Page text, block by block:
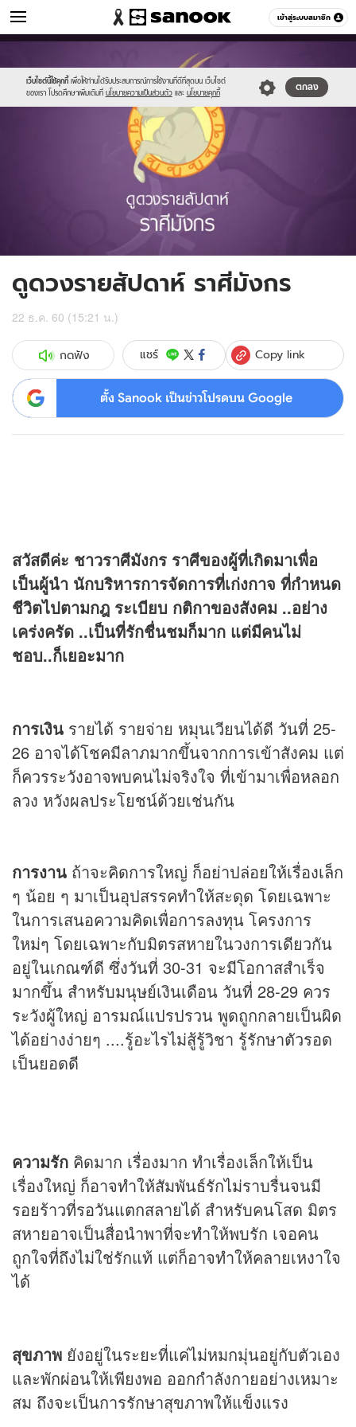
เข้าสู่ระบบสมาชิก
ดูดวง หมวดอื่นๆ
เว็บไซต์นี้ใช้คุกกี้ เพื่อให้ท่านได้รับประสบการณ์การใช้งานที่ดีที่สุดบน เว็บไซต์
ของเรา โปรดศึกษาเพิ่มเติมที่ นโยบายความเป็นส่วนตัว และ นโยบายคุกกี้
ตกลง
new-
sanook.png
//s.isanook.com/ho/0/ud/fxd/week/010_capricorn.jpg
ดูดวงรายสัปดาห์ ราศีมังกร
22 ธ.ค. 60 (15:21 น.)
กดฟัง แชร์ Copy link
ตั้ง Sanook เป็นข่าวโปรดบน Google
สวัสดีค่ะ ชาวราศีมังกร ราศีของผู้ที่เกิดมาเพื่อ
เป็นผู้นำ นักบริหารการจัดการที่เก่งกาจ ที่กำหนด
ชีวิตไปตามกฎ ระเบียบ กติกาของสังคม ..อย่าง
เคร่งครัด ..เป็นที่รักชื่นชมก็มาก แต่มีคนไม่
ชอบ..ก็เยอะมาก
การเงิน รายได้ รายจ่าย หมุนเวียนได้ดี วันที่ 25-
26 อาจได้โชคมีลาภมากขึ้นจากการเข้าสังคม แต่
ก็ควรระวังอาจพบคนไม่จริงใจ ที่เข้ามาเพื่อหลอก
ลวง หวังผลประโยชน์ด้วยเช่นกัน
การงาน ถ้าจะคิดการใหญ่ ก็อย่าปล่อยให้เรื่องเล็ก
ๆ น้อย ๆ มาเป็นอุปสรรคทำให้สะดุด โดยเฉพาะ
ในการเสนอความคิดเพื่อการลงทุน โครงการ
ใหม่ๆ โดยเฉพาะกับมิตรสหายในวงการเดียวกัน
อยู่ในเกณฑ์ดี ซึ่งวันที่ 30-31 จะมีโอกาสสำเร็จ
มากขึ้น สำหรับมนุษย์เงินเดือน วันที่ 28-29 ควร
ระวังผู้ใหญ่ อารมณ์แปรปรวน พูดถูกกลายเป็นผิด
ได้อย่างง่ายๆ ....รู้อะไรไม่สู้รู้วิชา รู้รักษาตัวรอด
เป็นยอดดี
ความรัก คิดมาก เรื่องมาก ทำเรื่องเล็กให้เป็น
เรื่องใหญ่ ก็อาจทำให้สัมพันธ์รักไม่ราบรื่นจนมี
รอยร้าวที่รอวันแตกสลายได้ สำหรับคนโสด มิตร
สหายอาจเป็นสื่อนำพาที่จะทำให้พบรัก เจอคน
ถูกใจที่ถึงไม่ใช่รักแท้ แต่ก็อาจทำให้คลายเหงาใจ
ได้
สุขภาพ ยังอยู่ในระยะที่แค่ไม่หมกมุ่นอยู่กับตัวเอง
และพักผ่อนให้เพียงพอ ออกกำลังกายอย่างเหมาะ
สม ถึงจะเป็นการรักษาสุขภาพให้แข็งแรง